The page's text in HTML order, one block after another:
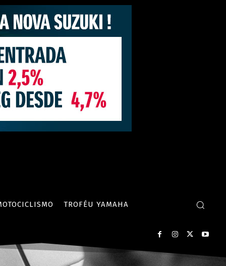
TROFÉU YAMAHA